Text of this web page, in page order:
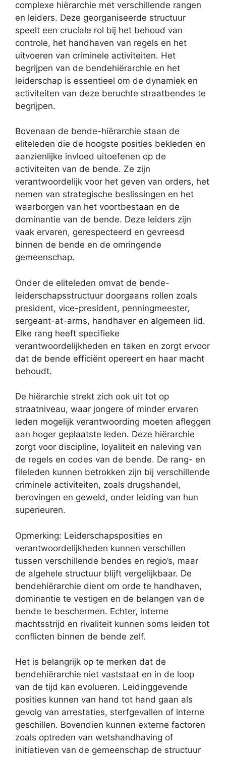
complexe hiërarchie met verschillende rangen
en leiders. Deze georganiseerde structuur
speelt een cruciale rol bij het behoud van
controle, het handhaven van regels en het
uitvoeren van criminele activiteiten. Het
begrijpen van de bendehiërarchie en het
leiderschap is essentieel om de dynamiek en
activiteiten van deze beruchte straatbendes te
begrijpen.
Bovenaan de bende-hiërarchie staan de
eliteleden die de hoogste posities bekleden en
aanzienlijke invloed uitoefenen op de
activiteiten van de bende. Ze zijn
verantwoordelijk voor het geven van orders, het
nemen van strategische beslissingen en het
waarborgen van het voortbestaan ​​en de
dominantie van de bende. Deze leiders zijn
vaak ervaren, gerespecteerd en gevreesd
binnen de bende en de omringende
gemeenschap.
Onder de eliteleden omvat de bende-
leiderschapsstructuur doorgaans rollen zoals
president, vice-president, penningmeester,
sergeant-at-arms, handhaver en algemeen lid.
Elke rang heeft specifieke
verantwoordelijkheden en taken en zorgt ervoor
dat de bende efficiënt opereert en haar macht
behoudt.
De hiërarchie strekt zich ook uit tot op
straatniveau, waar jongere of minder ervaren
leden mogelijk verantwoording moeten afleggen
aan hoger geplaatste leden. Deze hiërarchie
zorgt voor discipline, loyaliteit en naleving van
de regels en codes van de bende. De rang- en
fileleden kunnen betrokken zijn bij verschillende
criminele activiteiten, zoals drugshandel,
berovingen en geweld, onder leiding van hun
superieuren.
Opmerking: Leiderschapsposities en
verantwoordelijkheden kunnen verschillen
tussen verschillende bendes en regio’s, maar
de algehele structuur blijft vergelijkbaar. De
bendehiërarchie dient om orde te handhaven,
dominantie te vestigen en de belangen van de
bende te beschermen. Echter, interne
machtsstrijd en rivaliteit kunnen soms leiden tot
conflicten binnen de bende zelf.
Het is belangrijk op te merken dat de
bendehiërarchie niet vaststaat en in de loop
van de tijd kan evolueren. Leidinggevende
posities kunnen van hand tot hand gaan als
gevolg van arrestaties, sterfgevallen of interne
geschillen. Bovendien kunnen externe factoren
zoals optreden van wetshandhaving of
initiatieven van de gemeenschap de structuur